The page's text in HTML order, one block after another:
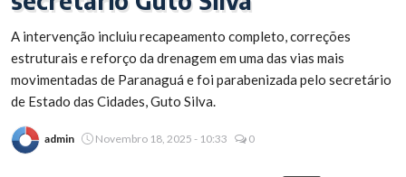
A intervenção incluiu recapeamento completo, correções
estruturais e reforço da drenagem em uma das vias mais
movimentadas de Paranaguá e foi parabenizada pelo secretário
de Estado das Cidades, Guto Silva.
admin Novembro 18, 2025 - 10:33 0